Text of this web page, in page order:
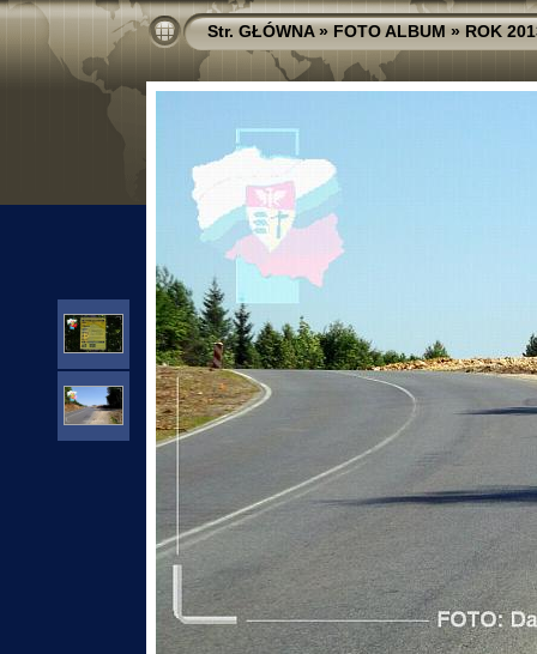
Str. GŁÓWNA»FOTO ALBUM»ROK